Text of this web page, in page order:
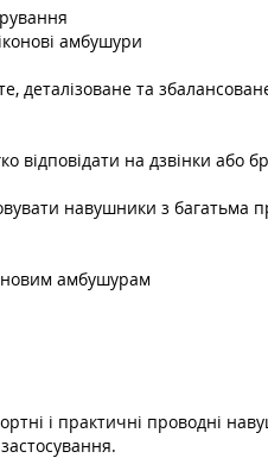
амбушури
деталізоване та
відповідати на дзвінки або
навушники з
амбушурам
і практичні проводні